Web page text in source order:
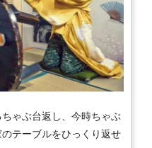
ゃぶ台返し、今時ちゃぶ
テーブルをひっくり返せ